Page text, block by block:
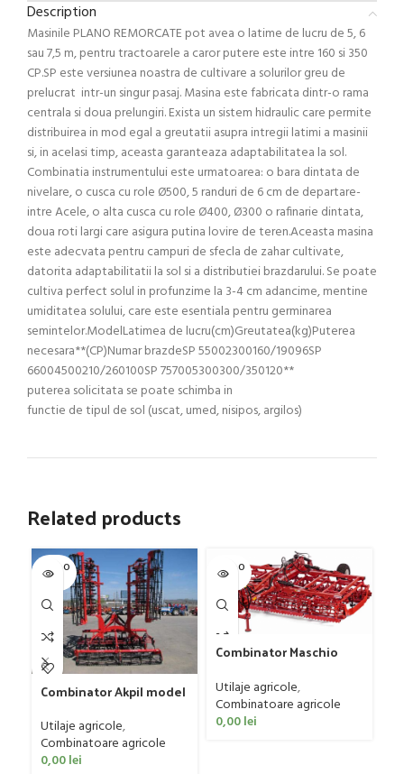
Description
Masinile PLANO REMORCATE pot avea o latime de lucru de 5, 6
sau 7,5 m, pentru tractoarele a caror putere este intre 160 si 350
CP.SP este versiunea noastra de cultivare a solurilor greu de
prelucrat intr-un singur pasaj. Masina este fabricata dintr-o rama
centrala si doua prelungiri. Exista un sistem hidraulic care permite
distribuirea in mod egal a greutatii asupra intregii latimi a masinii
si, in acelasi timp, aceasta garanteaza adaptabilitatea la sol.
Combinatia instrumentului este urmatoarea: o bara dintata de
nivelare, o cusca cu role Ø500, 5 randuri de 6 cm de departare-
intre Acele, o alta cusca cu role Ø400, Ø300 o rafinarie dintata,
doua roti largi care asigura putina lovire de teren.Aceasta masina
este adecvata pentru campuri de sfecla de zahar cultivate,
datorita adaptabilitatii la sol si a distributiei brazdarului. Se poate
cultiva perfect solul in profunzime la 3-4 cm adancime, mentine
umiditatea solului, care este esentiala pentru germinarea
semintelor.ModelLatimea de lucru(cm)Greutatea(kg)Puterea
necesara**(CP)Numar brazdeSP 55002300160/19096SP
66004500210/260100SP 757005300300/350120**
puterea solicitata se poate schimba in
functie de tipul de sol (uscat, umed, nisipos, argilos)
Related products
SOLD O
UT
Combinator Akpil model
Utilaje agricole,
Combinatoare agricole
0,00lei
SOLD O
UT
Combinator Maschio
Sandokan, 120-190 CP
Utilaje agricole,
Combinatoare agricole
0,00lei